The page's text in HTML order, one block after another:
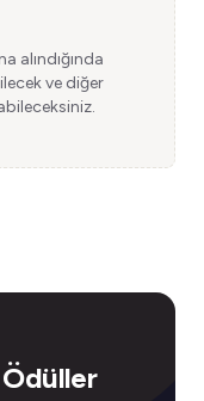
alındığında
ve diğer